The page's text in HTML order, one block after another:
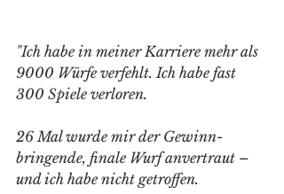
"Ich habe in meiner Karriere mehr als
9000 Würfe verfehlt. Ich habe fast
300 Spiele verloren.
26 Mal wurde mir der Gewinn-
bringende, finale Wurf anvertraut –
und ich habe nicht getroffen.